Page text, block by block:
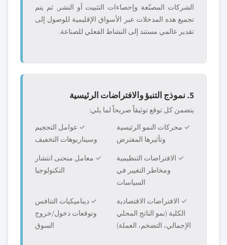
الشركات المصنّعة وإحصاءات التثبيت أو النشر. ثم يتم
تجميع هذه المدخلات عبر الأسواق الإقليمية للوصول إلى
تقدير عالمي مستند إلى النشاط الفعلي للصناعة.
5. نموذج التنبؤ والافتراضات الرئيسية
يتضمن كل توقع توثيقاً صريحاً لما يلي:
✓ محركات النمو الرئيسية
وتأثيرها المفترض
✓ عوامل التحجيم
وسيناريوهات التخفيف
✓ الافتراضات التنظيمية
ومخاطر التغيير في
السياسات
✓ معامل منحنى انتشار
التكنولوجيا
✓ الافتراضات الاقتصادية
الكلية (نمو الناتج المحلي
الإجمالي، التضخم، العملة)
✓ ديناميكيات التنافس
وتوقعات دخول/خروج
السوق